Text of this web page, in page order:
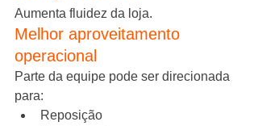
Aumenta fluidez da loja.
Melhor aproveitamento
operacional
Parte da equipe pode ser direcionada
para:
Reposição